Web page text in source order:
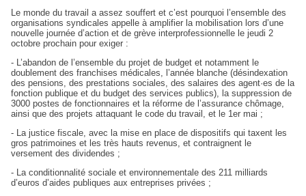
Le monde du travail a assez souffert et c’est pourquoi l’ensemble des
organisations syndicales appelle à amplifier la mobilisation lors d’une
nouvelle journée d’action et de grève interprofessionnelle le jeudi 2
octobre prochain pour exiger :
- L’abandon de l’ensemble du projet de budget et notamment le
doublement des franchises médicales, l’année blanche (désindexation
des pensions, des prestations sociales, des salaires des agent·es de la
fonction publique et du budget des services publics), la suppression de
3000 postes de fonctionnaires et la réforme de l’assurance chômage,
ainsi que des projets attaquant le code du travail, et le 1er mai ;
- La justice fiscale, avec la mise en place de dispositifs qui taxent les
gros patrimoines et les très hauts revenus, et contraignent le
versement des dividendes ;
- La conditionnalité sociale et environnementale des 211 milliards
d’euros d’aides publiques aux entreprises privées ;